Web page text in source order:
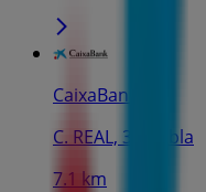
CaixaBank
C. REAL, 3, Niebla
7.1 km